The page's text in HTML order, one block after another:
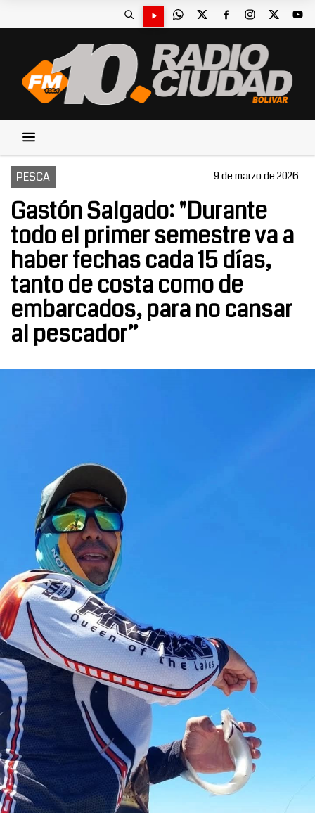
PESCA 9 de marzo de 2026
Gastón Salgado: "Durante
todo el primer semestre va a
haber fechas cada 15 días,
tanto de costa como de
embarcados, para no cansar
al pescador”